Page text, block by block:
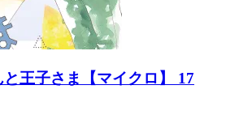
王子さま【マイクロ】 17